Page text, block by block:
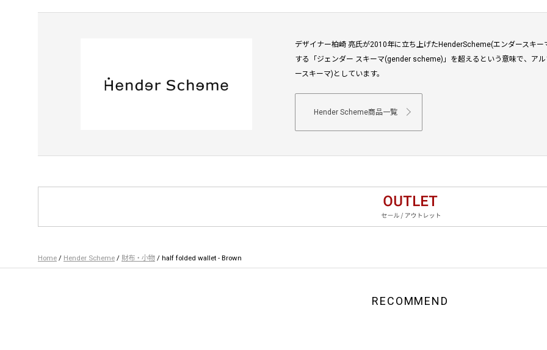
デザイナー柏崎 亮氏が2010年に立ち上げたHenderScheme(エンダースキ
する「ジェンダー スキーマ(gender scheme)」を超えるという意味で、ア
ースキーマ)としています。
Hender Scheme商品一覧
Home / Hender Scheme / 財布・小物 / half folded wallet - Brown
RECOMMEND